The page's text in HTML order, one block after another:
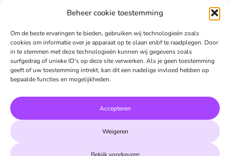
Beheer cookie toestemming
Om de beste ervaringen te bieden, gebruiken wij technologieën zoals
cookies om informatie over je apparaat op te slaan en/of te raadplegen. Door
in te stemmen met deze technologieën kunnen wij gegevens zoals
surfgedrag of unieke ID's op deze site verwerken. Als je geen toestemming
geeft of uw toestemming intrekt, kan dit een nadelige invloed hebben op
bepaalde functies en mogelijkheden.
Accepteren
Weigeren
Bekijk voorkeuren
Hulpcentrum
Contact
info@mooistewinkels.nl
Spuiweg 59, 3311GT Dordrecht